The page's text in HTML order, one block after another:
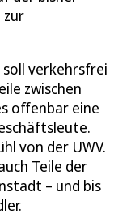
zur
verkehrsfrei
zwischen
offenbar eine
von der UWV.
Teile der
– und bis